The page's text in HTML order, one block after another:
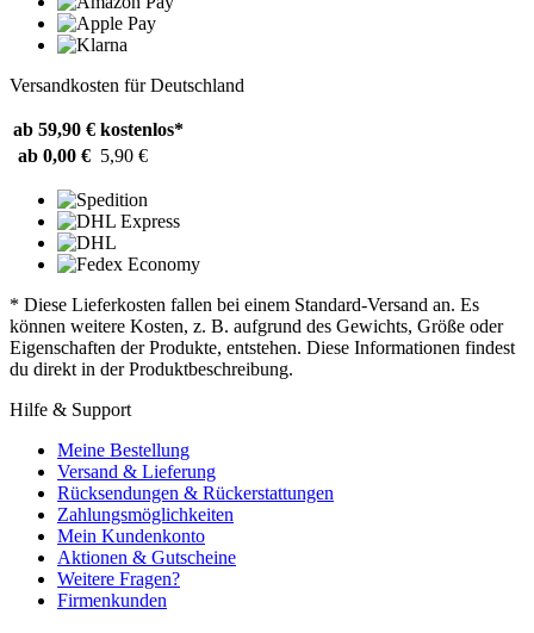
Versandkosten für Deutschland
ab 59,90 € kostenlos*
ab 0,00 € 5,90 €
* Diese Lieferkosten fallen bei einem Standard-Versand an. Es
können weitere Kosten, z. B. aufgrund des Gewichts, Größe oder
Eigenschaften der Produkte, entstehen. Diese Informationen findest
du direkt in der Produktbeschreibung.
Hilfe & Support
Meine Bestellung
Versand & Lieferung
Rücksendungen & Rückerstattungen
Zahlungsmöglichkeiten
Mein Kundenkonto
Aktionen & Gutscheine
Weitere Fragen?
Firmenkunden